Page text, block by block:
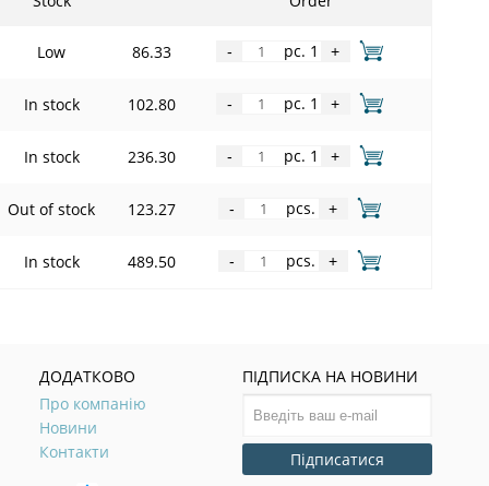
Low 86.33 - pc. 1 +
In stock 102.80 - pc. 1 +
In stock 236.30 - pc. 1 +
Out of stock 123.27 - pcs. +
In stock 489.50 - pcs. +
ДОДАТКОВО
Про компанію
Новини
Контакти
ПІДПИСКА НА НОВИНИ
Підписатися